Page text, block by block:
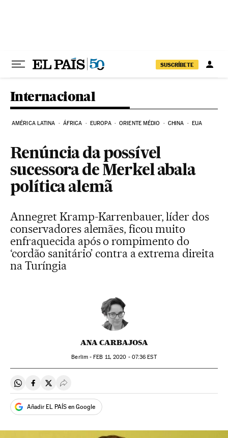
SUSCRÍBETE
Internacional
AMÉRICA LATINA ÁFRICA EUROPA ORIENTE MÉDIO CHINA EUA
Renúncia da possível
sucessora de Merkel abala
política alemã
Annegret Kramp-Karrenbauer, líder dos
conservadores alemães, ficou muito
enfraquecida após o rompimento do
‘cordão sanitário’ contra a extrema direita
na Turíngia
ANA CARBAJOSA
Berlim -FEB 11, 2020 - 07:36 EST
Compartir en Whatsapp
Compartir en Facebook
Compartir en Twitter
Desplegar Redes Sociales
Añadir EL PAÍS en Google